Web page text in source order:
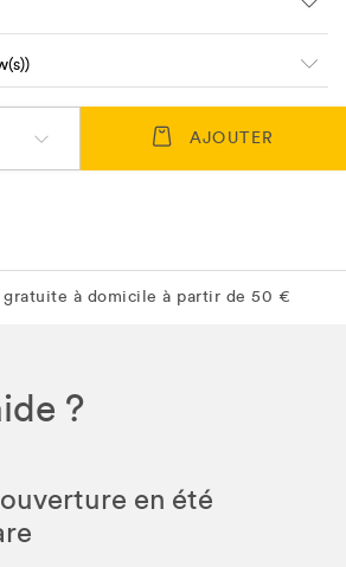
AJOUTER
gratuite à domicile à partir de 50 €
?
en été